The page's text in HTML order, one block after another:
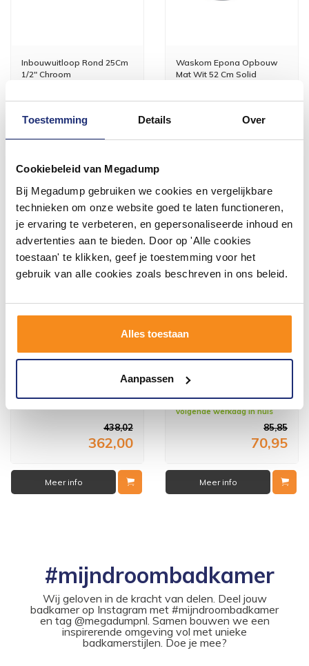
Toestemming Details Over
Cookiebeleid van Megadump
Bij Megadump gebruiken we cookies en vergelijkbare
technieken om onze website goed te laten functioneren,
je ervaring te verbeteren, en gepersonaliseerde inhoud en
advertenties aan te bieden. Door op 'Alle cookies
toestaan' te klikken, geef je toestemming voor het
gebruik van alle cookies zoals beschreven in ons beleid.
Alles toestaan
Aanpassen
Inbouwuitloop Rond 25Cm
1/2" Chroom
Vóór 14:00 besteld,
60,95
Waskom Epona Opbouw
Mat Wit 52 Cm Solid
1 tot 3 werkdagen
407,00
Waskom Astoria Opbouw
1 tot 3 werkdagen
438,02
362,00
Meer info
Inbouwuitloopkraan
Vóór 14:00 besteld,
volgende werkdag in huis
85,85
70,95
Meer info
#mijndroombadkamer
Wij geloven in de kracht van delen. Deel jouw
badkamer op Instagram met #mijndroombadkamer
en tag @megadumpnl. Samen bouwen we een
inspirerende omgeving vol met unieke
badkamerstijlen. Doe je mee?